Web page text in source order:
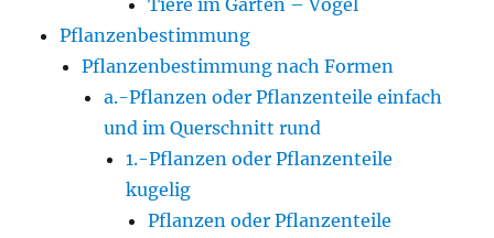
Pflanzenbestimmung
Pflanzenbestimmung nach Formen
a.-Pflanzen oder Pflanzenteile einfach
und im Querschnitt rund
1.-Pflanzen oder Pflanzenteile
kugelig
Pflanzen oder Pflanzenteile